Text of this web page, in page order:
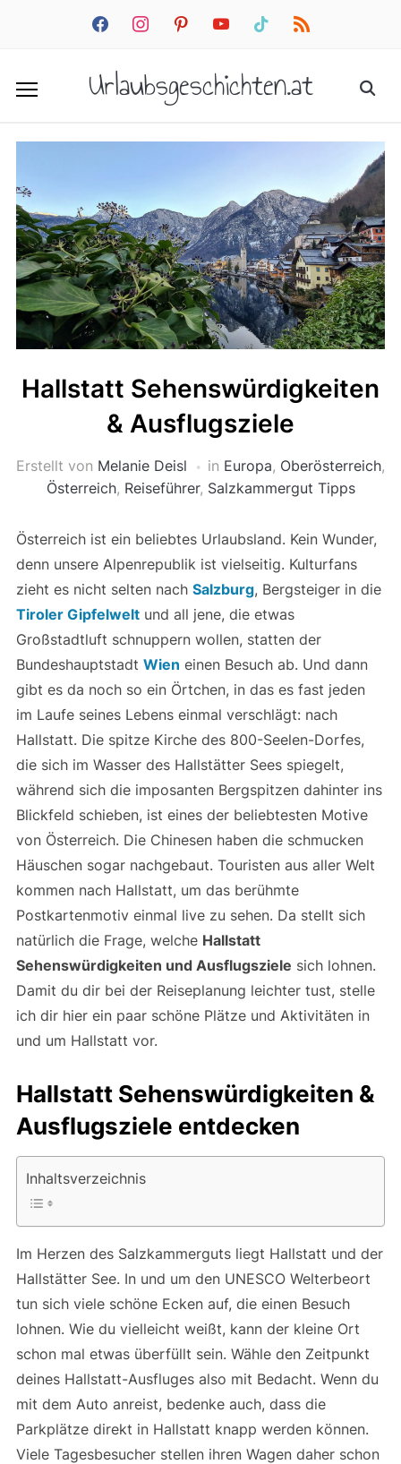
facebookinstagrampinterestyoutube tiktok rss
Urlaubsgeschichten.at
Hallstatt Sehenswürdigkeiten
& Ausflugsziele
Erstellt von Melanie Deisl in Europa, Oberösterreich,
Österreich, Reiseführer, Salzkammergut Tipps
Österreich ist ein beliebtes Urlaubsland. Kein Wunder,
denn unsere Alpenrepublik ist vielseitig. Kulturfans
zieht es nicht selten nach Salzburg, Bergsteiger in die
Tiroler Gipfelweltund all jene, die etwas
Großstadtluft schnuppern wollen, statten der
Bundeshauptstadt Wien einen Besuch ab. Und dann
gibt es da noch so ein Örtchen, in das es fast jeden
im Laufe seines Lebens einmal verschlägt: nach
Hallstatt. Die spitze Kirche des 800-Seelen-Dorfes,
die sich im Wasser des Hallstätter Sees spiegelt,
während sich die imposanten Bergspitzen dahinter ins
Blickfeld schieben, ist eines der beliebtesten Motive
von Österreich. Die Chinesen haben die schmucken
Häuschen sogar nachgebaut. Touristen aus aller Welt
kommen nach Hallstatt, um das berühmte
Postkartenmotiv einmal live zu sehen. Da stellt sich
natürlich die Frage, welche Hallstatt
Sehenswürdigkeiten und Ausflugsziele sich lohnen.
Damit du dir bei der Reiseplanung leichter tust, stelle
ich dir hier ein paar schöne Plätze und Aktivitäten in
und um Hallstatt vor.
Hallstatt Sehenswürdigkeiten &
Ausflugsziele entdecken
Inhaltsverzeichnis
Im Herzen des Salzkammerguts liegt Hallstatt und der
Hallstätter See. In und um den UNESCO Welterbeort
tun sich viele schöne Ecken auf, die einen Besuch
lohnen. Wie du vielleicht weißt, kann der kleine Ort
schon mal etwas überfüllt sein. Wähle den Zeitpunkt
deines Hallstatt-Ausfluges also mit Bedacht. Wenn du
mit dem Auto anreist, bedenke auch, dass die
Parkplätze direkt in Hallstatt knapp werden können.
Viele Tagesbesucher stellen ihren Wagen daher schon